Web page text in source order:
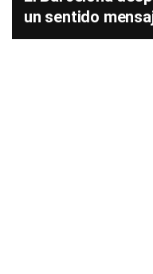
un sentido